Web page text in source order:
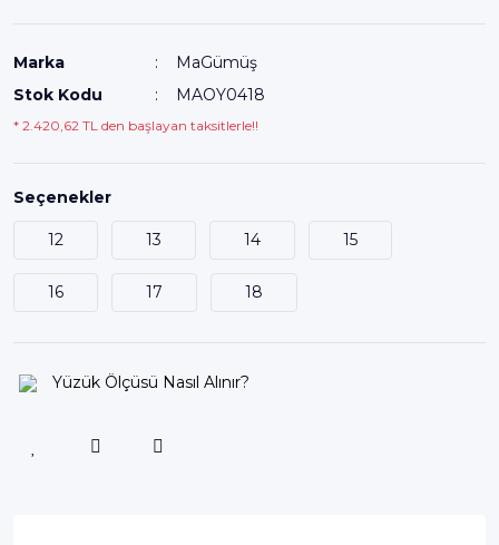
Marka
MaGümüş
Stok Kodu
MAOY0418
* 2.420,62 TL den başlayan taksitlerle!!
Seçenekler
12 13 14 15
16 17 18
Yüzük Ölçüsü Nasıl Alınır?